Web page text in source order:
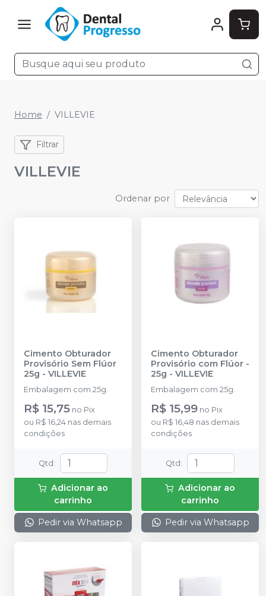
Home VILLEVIE
Filtrar
VILLEVIE
Ordenar por
Cimento Obturador
Provisório Sem Flúor
25g - VILLEVIE
Embalagem com 25g.
R$ 15,75 no Pix
ou R$ 16,24 nas demais
condições
Qtd :
Adicionar ao
carrinho
Pedir via Whatsapp
Cimento Obturador
Provisório com Flúor -
25g - VILLEVIE
Embalagem com 25g.
R$ 15,99 no Pix
ou R$ 16,48 nas demais
condições
Qtd :
Adicionar ao
carrinho
Pedir via Whatsapp